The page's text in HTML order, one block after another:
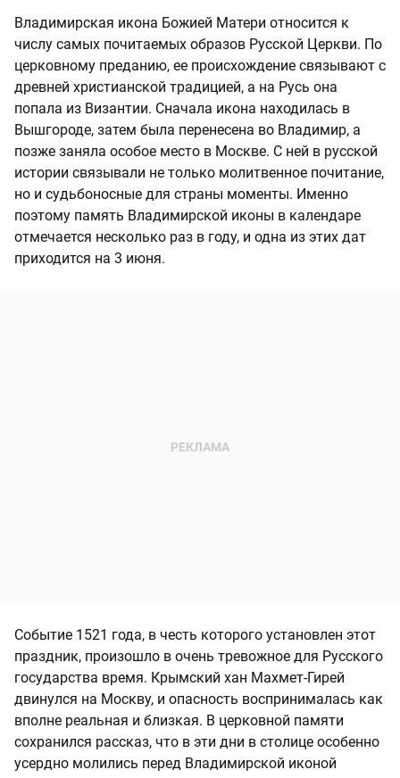
Владимирская икона Божией Матери относится к
числу самых почитаемых образов Русской Церкви. По
церковному преданию, ее происхождение связывают с
древней христианской традицией, а на Русь она
попала из Византии. Сначала икона находилась в
Вышгороде, затем была перенесена во Владимир, а
позже заняла особое место в Москве. С ней в русской
истории связывали не только молитвенное почитание,
но и судьбоносные для страны моменты. Именно
поэтому память Владимирской иконы в календаре
отмечается несколько раз в году, и одна из этих дат
приходится на 3 июня.
Событие 1521 года, в честь которого установлен этот
праздник, произошло в очень тревожное для Русского
государства время. Крымский хан Махмет-Гирей
двинулся на Москву, и опасность воспринималась как
вполне реальная и близкая. В церковной памяти
сохранился рассказ, что в эти дни в столице особенно
усердно молились перед Владимирской иконой